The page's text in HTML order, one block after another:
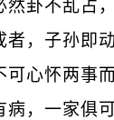
卦不乱占
，子孙即
心怀两事
，一家俱